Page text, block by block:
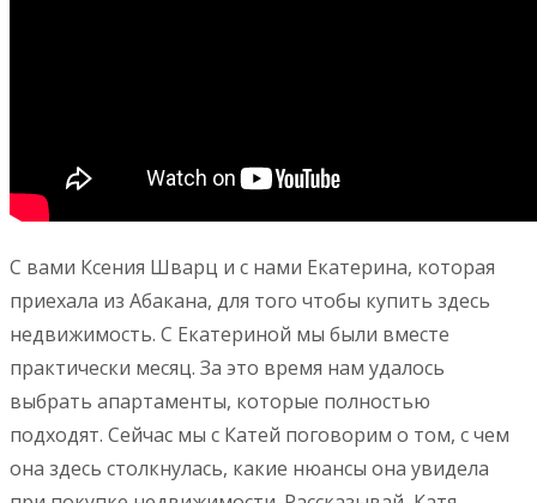
С вами Ксения Шварц и с нами Екатерина, которая
приехала из Абакана, для того чтобы купить здесь
недвижимость. С Екатериной мы были вместе
практически месяц. За это время нам удалось
выбрать апартаменты, которые полностью
подходят. Сейчас мы с Катей поговорим о том, с чем
она здесь столкнулась, какие нюансы она увидела